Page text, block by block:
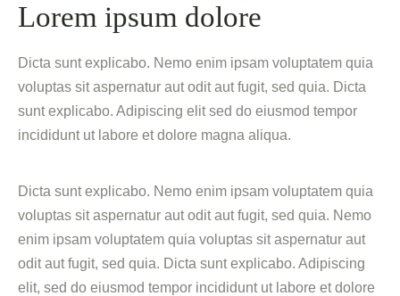
Lorem ipsum dolore
Dicta sunt explicabo. Nemo enim ipsam voluptatem quia
voluptas sit aspernatur aut odit aut fugit, sed quia. Dicta
sunt explicabo. Adipiscing elit sed do eiusmod tempor
incididunt ut labore et dolore magna aliqua.
Dicta sunt explicabo. Nemo enim ipsam voluptatem quia
voluptas sit aspernatur aut odit aut fugit, sed quia. Nemo
enim ipsam voluptatem quia voluptas sit aspernatur aut
odit aut fugit, sed quia. Dicta sunt explicabo. Adipiscing
elit, sed do eiusmod tempor incididunt ut labore et dolore